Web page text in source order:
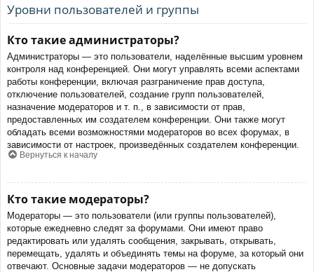
Уровни пользователей и группы
Кто такие администраторы?
Администраторы — это пользователи, наделённые высшим уровнем
контроля над конференцией. Они могут управлять всеми аспектами
работы конференции, включая разграничение прав доступа,
отключение пользователей, создание групп пользователей,
назначение модераторов и т. п., в зависимости от прав,
предоставленных им создателем конференции. Они также могут
обладать всеми возможностями модераторов во всех форумах, в
зависимости от настроек, произведённых создателем конференции.
Вернуться к началу
Кто такие модераторы?
Модераторы — это пользователи (или группы пользователей),
которые ежедневно следят за форумами. Они имеют право
редактировать или удалять сообщения, закрывать, открывать,
перемещать, удалять и объединять темы на форуме, за который они
отвечают. Основные задачи модераторов — не допускать